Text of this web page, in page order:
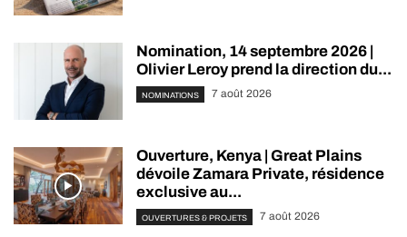
Nomination, 14 septembre 2026 |
Olivier Leroy prend la direction du...
NOMINATIONS 7 août 2026
Ouverture, Kenya | Great Plains
dévoile Zamara Private, résidence
exclusive au...
OUVERTURES & PROJETS 7 août 2026